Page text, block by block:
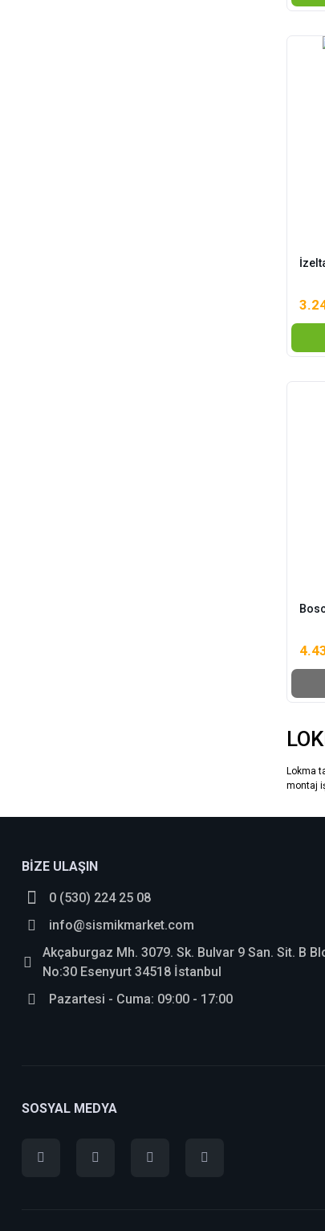
Lokma
montaj
BİZE ULAŞIN
0 (530) 224 25 08
info@sismikmarket.com
Akçaburgaz Mh. 3079. Sk. Bulvar 9 San. Sit. B
No:30 Esenyurt 34518 İstanbul
Pazartesi - Cuma: 09:00 - 17:00
SOSYAL MEDYA